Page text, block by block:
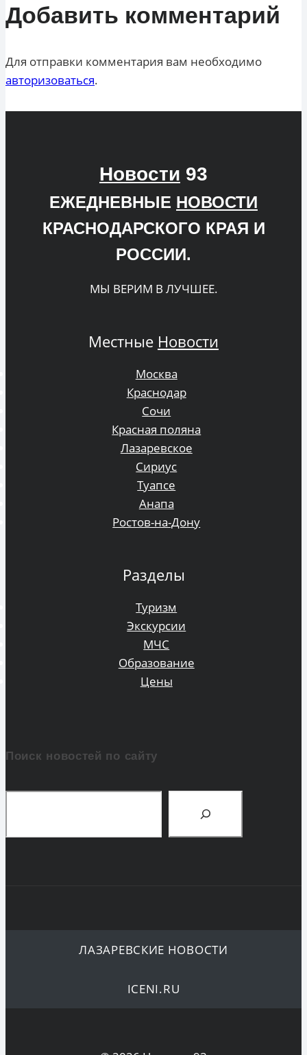
Добавить комментарий
Для отправки комментария вам необходимо
авторизоваться.
Новости 93
ЕЖЕДНЕВНЫЕ НОВОСТИ
КРАСНОДАРСКОГО КРАЯ И
РОССИИ.
МЫ ВЕРИМ В ЛУЧШЕЕ.
Местные Новости
Москва
Краснодар
Сочи
Красная поляна
Лазаревское
Сириус
Туапсе
Анапа
Ростов-на-Дону
Разделы
Туризм
Экскурсии
МЧС
Образование
Цены
Поиск новостей по сайту
ЛАЗАРЕВСКИЕ НОВОСТИ
ICENI.RU